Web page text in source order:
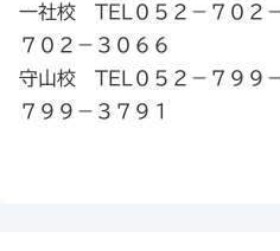
一社校 TEL０５２－７０２
７０２－３０６６
守山校 TEL０５２－７９９
７９９－３７９１